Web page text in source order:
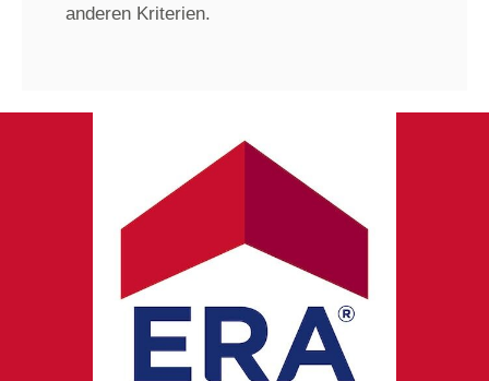
anderen Kriterien.